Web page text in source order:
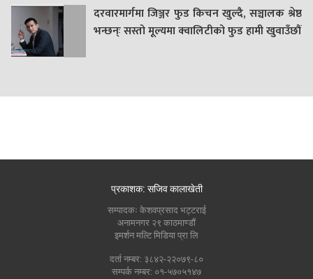
दरवारमार्गमा जिञ्जर फुड किचन खुल्दै, सञ्चालक श्रेष्ठ
भन्छन्ः सस्तो मूल्यमा क्वालिटीको फुड हामी खुवाउँछौं
प्रकाशक: सजिव कालाखेती
सम्पादकः केशवप्रसाद भट्टराई
अनामनगर २९ काठमाण्डौं
इमर्शन मल्टि मिडिया प्रा लि
दर्ता नम्बर: ३८४२-२२०७९-८०
सम्पर्क नम्बर: ०१-५७०५१४७